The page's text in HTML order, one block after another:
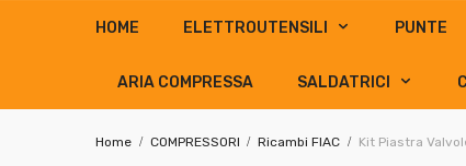
HOME ELETTROUTENSILI PUNTE
ARIA COMPRESSA SALDATRICI
Home COMPRESSORI Ricambi FIAC Kit Piastra